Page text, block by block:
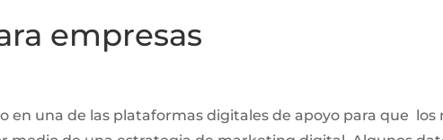
empresas
en una de las plataformas digitales de apoyo para que los